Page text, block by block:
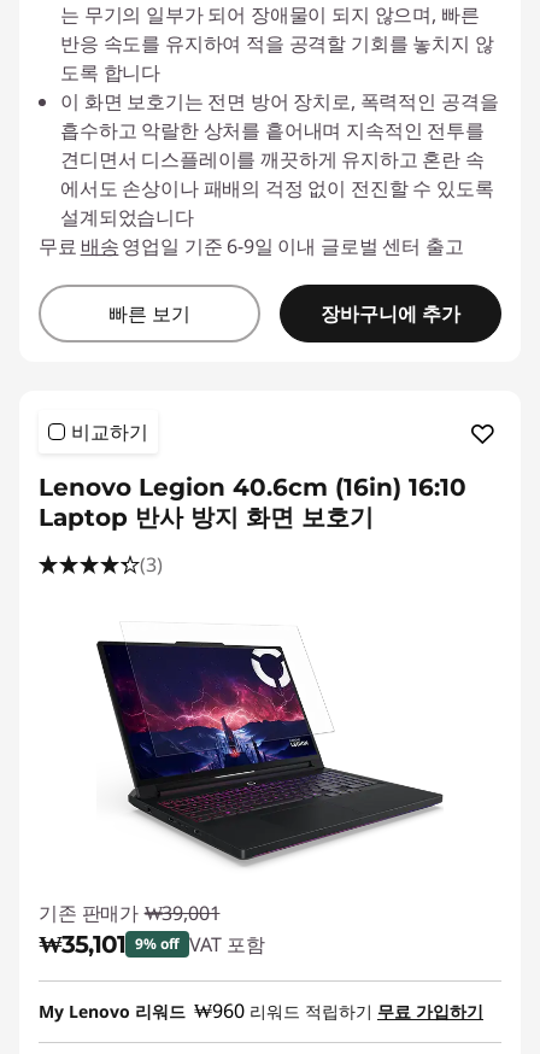
는 무기의 일부가 되어 장애물이 되지 않으며, 빠른
반응 속도를 유지하여 적을 공격할 기회를 놓치지 않
도록 합니다
이 화면 보호기는 전면 방어 장치로, 폭력적인 공격을
흡수하고 악랄한 상처를 흩어내며 지속적인 전투를
견디면서 디스플레이를 깨끗하게 유지하고 혼란 속
에서도 손상이나 패배의 걱정 없이 전진할 수 있도록
설계되었습니다
무료 배송영업일 기준 6-9일 이내 글로벌 센터 출고
빠른 보기 장바구니에 추가
비교하기
Lenovo Legion 40.6cm (16in) 16:10
Laptop 반사 방지 화면 보호기
(3)
기존 판매가 ₩39,001
₩35,101 9% off VAT 포함
즉시 할인: :-₩3,900
My Lenovo 리워드 ₩960 리워드 적립하기 무료 가입하기